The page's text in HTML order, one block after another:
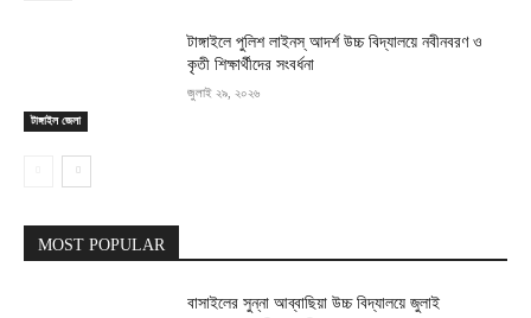
টাঙ্গাইল জেলা
টাঙ্গাইলে পুলিশ লাইনস্ আদর্শ উচ্চ বিদ্যালয়ে নবীনবরণ ও
কৃতী শিক্ষার্থীদের সংবর্ধনা
জুলাই ২৯, ২০২৬
MOST POPULAR
বাসাইলের সুন্না আব্বাছিয়া উচ্চ বিদ্যালয়ে জুলাই